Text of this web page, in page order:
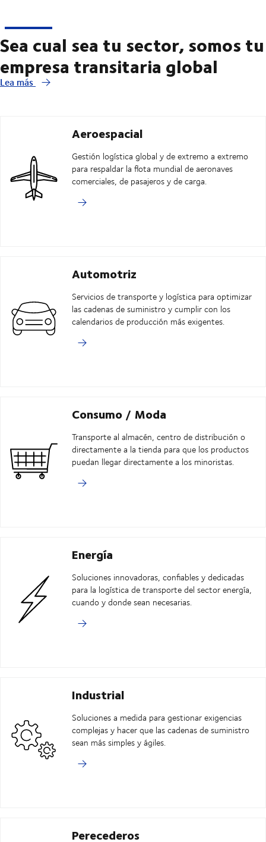
Sea cual sea tu sector, somos tu
empresa transitaria global
Lea más
Aeroespacial
Gestión logística global y de extremo a extremo
para respaldar la flota mundial de aeronaves
comerciales, de pasajeros y de carga.
Automotriz
Servicios de transporte y logística para optimizar
las cadenas de suministro y cumplir con los
calendarios de producción más exigentes.
Consumo / Moda
Transporte al almacén, centro de distribución o
directamente a la tienda para que los productos
puedan llegar directamente a los minoristas.
Energía
Soluciones innovadoras, confiables y dedicadas
para la logística de transporte del sector energía,
cuando y donde sean necesarias.
Industrial
Soluciones a medida para gestionar exigencias
complejas y hacer que las cadenas de suministro
sean más simples y ágiles.
Perecederos